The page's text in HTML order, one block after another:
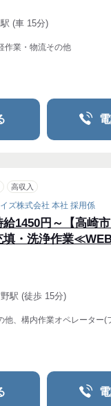
(車 15分)
作業・物流その他
高収入
ズ株式会社 本社 採用係
給1450円～【高崎
填・洗浄作業
駅 (徒歩 15分)
、構内作業オペレーター(フ